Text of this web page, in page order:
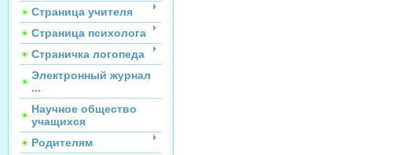
Страница учителя
Страница психолога
Страничка логопеда
Электронный журнал
...
Научное общество
учащихся
Родителям